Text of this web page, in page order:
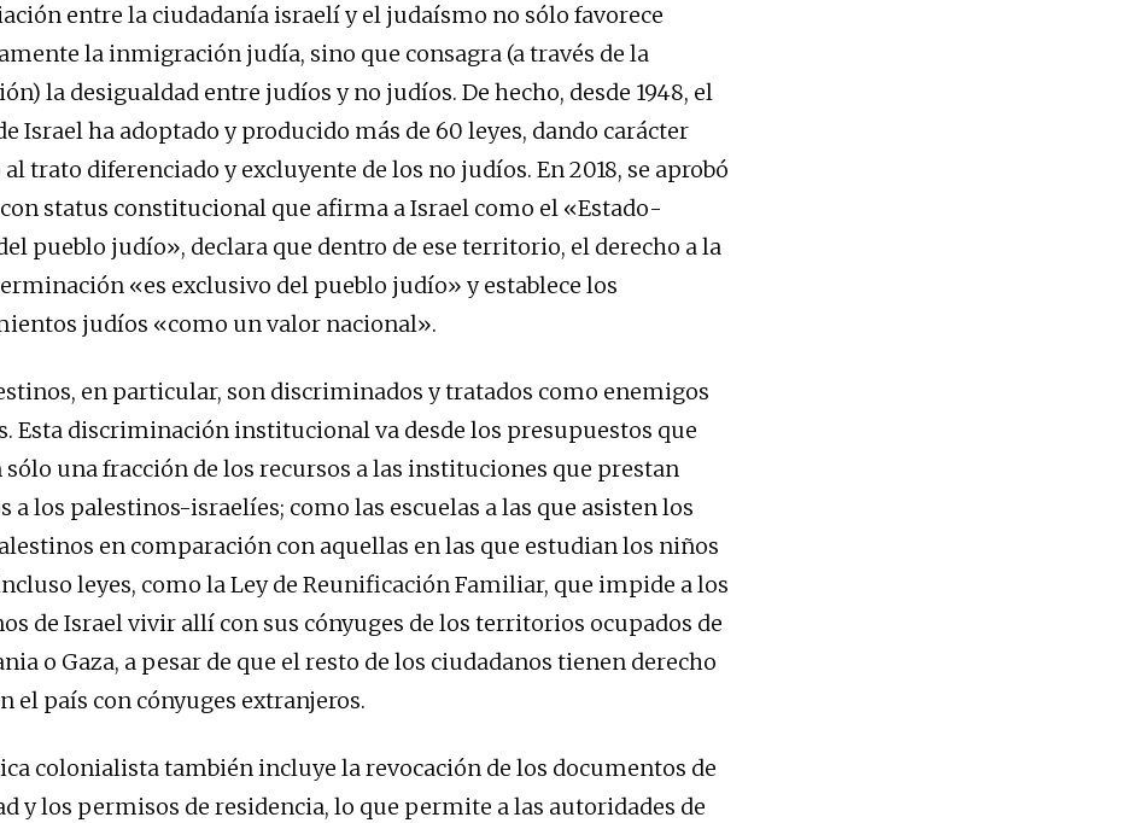
entre la ciudadanía israelí y el judaísmo no sólo favorece
la inmigración judía, sino que consagra (a través de la
la desigualdad entre judíos y no judíos. De hecho, desde 1948, el
Israel ha adoptado y producido más de 60 leyes, dando carácter
trato diferenciado y excluyente de los no judíos. En 2018, se aprobó
status constitucional que afirma a Israel como el «Estado-
pueblo judío», declara que dentro de ese territorio, el derecho a la
«es exclusivo del pueblo judío» y establece los
judíos «como un valor nacional».
en particular, son discriminados y tratados como enemigos
Esta discriminación institucional va desde los presupuestos que
sólo una fracción de los recursos a las instituciones que prestan
a los palestinos-israelíes; como las escuelas a las que asisten los
en comparación con aquellas en las que estudian los niños
leyes, como la Ley de Reunificación Familiar, que impide a los
de Israel vivir allí con sus cónyuges de los territorios ocupados de
o Gaza, a pesar de que el resto de los ciudadanos tienen derecho
el país con cónyuges extranjeros.
colonialista también incluye la revocación de los documentos de
y los permisos de residencia, lo que permite a las autoridades de